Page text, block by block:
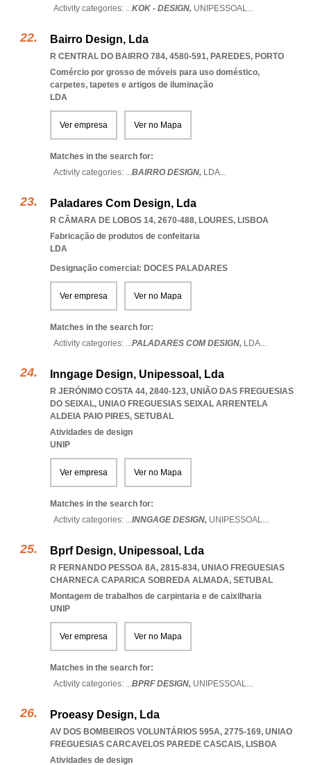
Activity categories: ...KOK - DESIGN, UNIPESSOAL...
Bairro Design, Lda
R CENTRAL DO BAIRRO 784, 4580-591, PAREDES, PORTO
Comércio por grosso de móveis para uso doméstico,
carpetes, tapetes e artigos de iluminação
LDA
Ver empresa Ver no Mapa
Matches in the search for:
Activity categories: ...BAIRRO DESIGN, LDA...
Paladares Com Design, Lda
R CÂMARA DE LOBOS 14, 2670-488, LOURES, LISBOA
Fabricação de produtos de confeitaria
LDA
Designação comercial: DOCES PALADARES
Ver empresa Ver no Mapa
Matches in the search for:
Activity categories: ...PALADARES COM DESIGN, LDA...
Inngage Design, Unipessoal, Lda
R JERÓNIMO COSTA 44, 2840-123, UNIÃO DAS FREGUESIAS
DO SEIXAL, UNIAO FREGUESIAS SEIXAL ARRENTELA
ALDEIA PAIO PIRES, SETUBAL
Atividades de design
UNIP
Ver empresa Ver no Mapa
Matches in the search for:
Activity categories: ...INNGAGE DESIGN, UNIPESSOAL...
Bprf Design, Unipessoal, Lda
R FERNANDO PESSOA 8A, 2815-834, UNIAO FREGUESIAS
CHARNECA CAPARICA SOBREDA ALMADA, SETUBAL
Montagem de trabalhos de carpintaria e de caixilharia
UNIP
Ver empresa Ver no Mapa
Matches in the search for:
Activity categories: ...BPRF DESIGN, UNIPESSOAL...
Proeasy Design, Lda
AV DOS BOMBEIROS VOLUNTÁRIOS 595A, 2775-169, UNIAO
FREGUESIAS CARCAVELOS PAREDE CASCAIS, LISBOA
Atividades de design